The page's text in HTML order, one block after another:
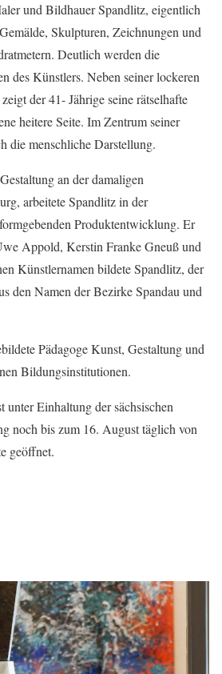
und Bildhauer Spandlitz, eigentlich
Skulpturen, Zeichnungen und
Deutlich werden die
des Künstlers. Neben seiner lockeren
der 41- Jährige seine rätselhafte
heitere Seite. Im Zentrum seiner
die menschliche Darstellung.
an der damaligen
arbeitete Spandlitz in der
Produktentwicklung. Er
Appold, Kerstin Franke Gneuß und
Künstlernamen bildete Spandlitz, der
den Namen der Bezirke Spandau und
Pädagoge Kunst, Gestaltung und
Bildungsinstitutionen.
unter Einhaltung der sächsischen
noch bis zum 16. August täglich von
geöffnet.